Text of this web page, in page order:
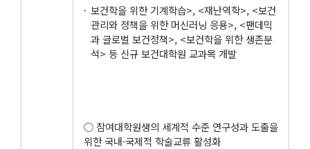
보건학을 위한 기계학습>, <재난역학>, <보건
관리와 정책을 위한 머신러닝 응용>, <팬데믹
과 글로벌 보건정책>, <보건학을 위한 생존분
석> 등 신규 보건대학원 교과목 개발
○ 참여대학원생의 세계적 수준 연구성과 도출을
위한 국내·국제적 학술교류 활성화